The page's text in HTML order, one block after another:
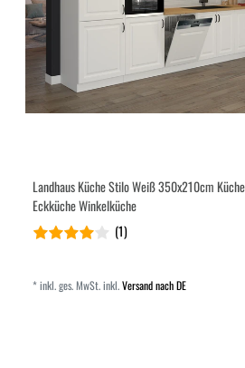
Landhaus Küche Stilo Weiß 350x210cm
Eckküche Winkelküche
(1)
*inkl. ges. MwSt.inkl.Versand nach DE